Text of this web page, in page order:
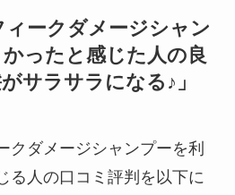
ークダメージシャン
ったと感じた人の良
サラサラになる♪」
クダメージシャンプーを利
る人の口コミ評判を以下に